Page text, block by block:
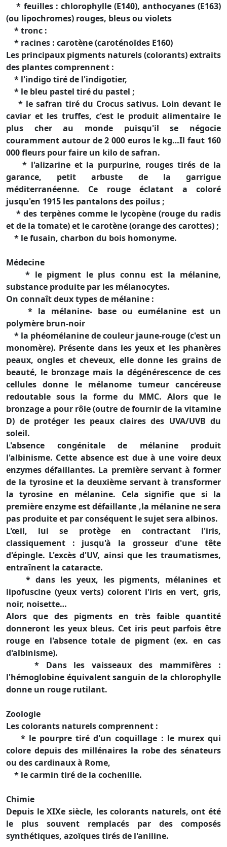
* feuilles : chlorophylle (E140), anthocyanes (E163)
(ou lipochromes) rouges, bleus ou violets
* tronc :
* racines : carotène (caroténoïdes E160)
Les principaux pigments naturels (colorants) extraits
des plantes comprennent :
* l'indigo tiré de l'indigotier,
* le bleu pastel tiré du pastel ;
* le safran tiré du Crocus sativus. Loin devant le
caviar et les truffes, c'est le produit alimentaire le
plus cher au monde puisqu'il se négocie
couramment autour de 2 000 euros le kg…Il faut 160
000 fleurs pour faire un kilo de safran.
* l'alizarine et la purpurine, rouges tirés de la
garance, petit arbuste de la garrigue
méditerranéenne. Ce rouge éclatant a coloré
jusqu'en 1915 les pantalons des poilus ;
* des terpènes comme le lycopène (rouge du radis
et de la tomate) et le carotène (orange des carottes) ;
* le fusain, charbon du bois homonyme.
Médecine
* le pigment le plus connu est la mélanine,
substance produite par les mélanocytes.
On connaît deux types de mélanine :
* la mélanine- base ou eumélanine est un
polymère brun-noir
* la phéomélanine de couleur jaune-rouge (c'est un
monomère). Présente dans les yeux et les phanères
peaux, ongles et cheveux, elle donne les grains de
beauté, le bronzage mais la dégénérescence de ces
cellules donne le mélanome tumeur cancéreuse
redoutable sous la forme du MMC. Alors que le
bronzage a pour rôle (outre de fournir de la vitamine
D) de protéger les peaux claires des UVA/UVB du
soleil.
L'absence congénitale de mélanine produit
l'albinisme. Cette absence est due à une voire deux
enzymes défaillantes. La première servant à former
de la tyrosine et la deuxième servant à transformer
la tyrosine en mélanine. Cela signifie que si la
première enzyme est défaillante ,la mélanine ne sera
pas produite et par conséquent le sujet sera albinos.
L'œil, lui se protège en contractant l'iris,
classiquement : jusqu'à la grosseur d'une tête
d'épingle. L'excès d'UV, ainsi que les traumatismes,
entraînent la cataracte.
* dans les yeux, les pigments, mélanines et
lipofuscine (yeux verts) colorent l'iris en vert, gris,
noir, noisette…
Alors que des pigments en très faible quantité
donneront les yeux bleus. Cet iris peut parfois être
rouge en l'absence totale de pigment (ex. en cas
d'albinisme).
* Dans les vaisseaux des mammifères :
l'hémoglobine équivalent sanguin de la chlorophylle
donne un rouge rutilant.
Zoologie
Les colorants naturels comprennent :
* le pourpre tiré d'un coquillage : le murex qui
colore depuis des millénaires la robe des sénateurs
ou des cardinaux à Rome,
* le carmin tiré de la cochenille.
Chimie
Depuis le XIXe siècle, les colorants naturels, ont été
le plus souvent remplacés par des composés
synthétiques, azoïques tirés de l'aniline.